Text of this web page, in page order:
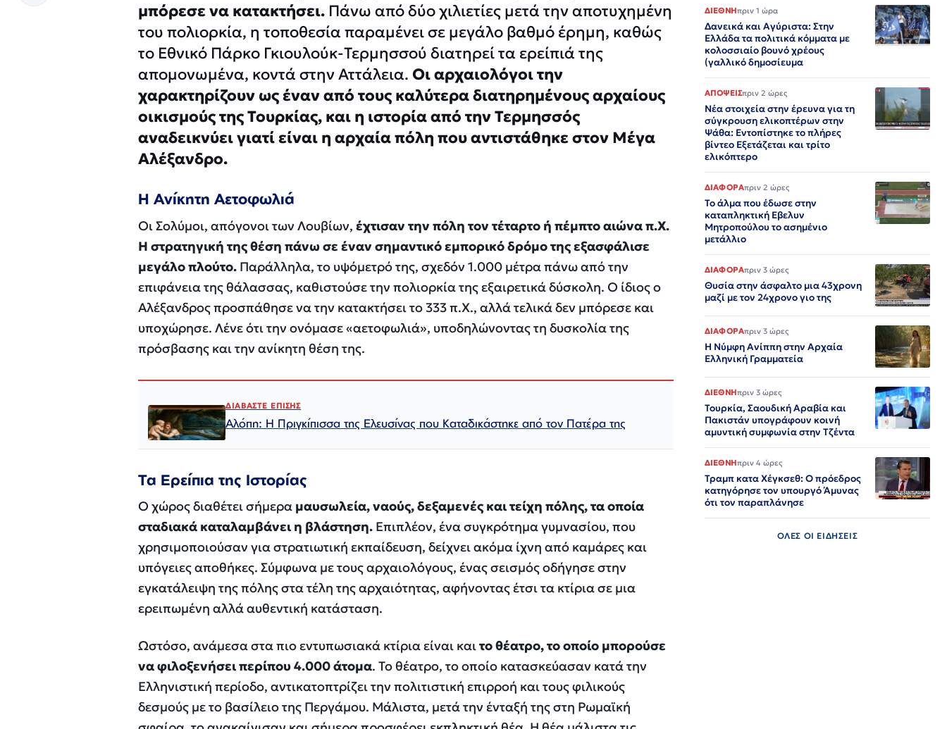
μπόρεσε να κατακτήσει. Πάνω από δύο χιλιετίες μετά την αποτυχημένη
του πολιορκία, η τοποθεσία παραμένει σε μεγάλο βαθμό έρημη, καθώς
το Εθνικό Πάρκο Γκιουλούκ-Τερμησσού διατηρεί τα ερείπιά της
απομονωμένα, κοντά στην Αττάλεια. Οι αρχαιολόγοι την
χαρακτηρίζουν ως έναν από τους καλύτερα διατηρημένους αρχαίους
οικισμούς της Τουρκίας, και η ιστορία από την Τερμησσός
αναδεικνύει γιατί είναι η αρχαία πόλη που αντιστάθηκε στον Μέγα
Αλέξανδρο.
Η Ανίκητη Αετοφωλιά
Οι Σολύμοι, απόγονοι των Λουβίων, έχτισαν την πόλη τον τέταρτο ή πέμπτο αιώνα π.Χ.
Η στρατηγική της θέση πάνω σε έναν σημαντικό εμπορικό δρόμο της εξασφάλισε
μεγάλο πλούτο. Παράλληλα, το υψόμετρό της, σχεδόν 1.000 μέτρα πάνω από την
επιφάνεια της θάλασσας, καθιστούσε την πολιορκία της εξαιρετικά δύσκολη. Ο ίδιος ο
Αλέξανδρος προσπάθησε να την κατακτήσει το 333 π.Χ., αλλά τελικά δεν μπόρεσε και
υποχώρησε. Λένε ότι την ονόμασε «αετοφωλιά», υποδηλώνοντας τη δυσκολία της
πρόσβασης και την ανίκητη θέση της.
ΔΙΑΒΑΣΤΕ ΕΠΙΣΗΣ
Αλόπη: Η Πριγκίπισσα της Ελευσίνας που Καταδικάστηκε από τον Πατέρα της
Τα Ερείπια της Ιστορίας
Ο χώρος διαθέτει σήμερα μαυσωλεία, ναούς, δεξαμενές και τείχη πόλης, τα οποία
σταδιακά καταλαμβάνει η βλάστηση. Επιπλέον, ένα συγκρότημα γυμνασίου, που
χρησιμοποιούσαν για στρατιωτική εκπαίδευση, δείχνει ακόμα ίχνη από καμάρες και
υπόγειες αποθήκες. Σύμφωνα με τους αρχαιολόγους, ένας σεισμός οδήγησε στην
εγκατάλειψη της πόλης στα τέλη της αρχαιότητας, αφήνοντας έτσι τα κτίρια σε μια
ερειπωμένη αλλά αυθεντική κατάσταση.
Ωστόσο, ανάμεσα στα πιο εντυπωσιακά κτίρια είναι καιτο θέατρο, το οποίο μπορούσε
να φιλοξενήσει περίπου 4.000 άτομα. Το θέατρο, το οποίο κατασκεύασαν κατά την
Ελληνιστική περίοδο, αντικατοπτρίζει την πολιτιστική επιρροή και τους φιλικούς
δεσμούς με το βασίλειο της Περγάμου. Μάλιστα, μετά την ένταξή της στη Ρωμαϊκή
ΔΙΕΘΝΗπριν 1 ώρα
Δανεικά και Αγύριστα: Στην
Ελλάδα τα πολιτικά κόμματα με
κολοσσιαίο βουνό χρέους
(γαλλικό δημοσίευμα
ΑΠΟΨΕΙΣπριν 2 ώρες
Νέα στοιχεία στην έρευνα για τη
σύγκρουση ελικοπτέρων στην
Ψάθα: Εντοπίστηκε το πλήρες
βίντεο Εξετάζεται και τρίτο
ελικόπτερο​​​​​​​​​​​​​​​​​​​​​​​​​​​​​​​​​​​​​​​​​​​​​​​​​​
ΔΙΑΦΟΡΑπριν 2 ώρες
Το άλμα που έδωσε στην
καταπληκτική Εβελυν
Μητροπούλου το ασημένιο
μετάλλιο
ΔΙΑΦΟΡΑπριν 3 ώρες
Θυσία στην άσφαλτο μια 43χρονη
μαζί με τον 24χρονο γιο της
ΔΙΑΦΟΡΑπριν 3 ώρες
Η Νύμφη Ανίππη στην Αρχαία
Ελληνική Γραμματεία
ΔΙΕΘΝΗπριν 3 ώρες
Τουρκία, Σαουδική Αραβία και
Πακιστάν υπογράφουν κοινή
αμυντική συμφωνία στην Τζέντα
ΔΙΕΘΝΗπριν 4 ώρες
Τραμπ κατα Χέγκσεθ: Ο πρόεδρος
κατηγόρησε τον υπουργό Άμυνας
ότι τον παραπλάνησε
ΟΛΕΣ ΟΙ ΕΙΔΗΣΕΙΣ